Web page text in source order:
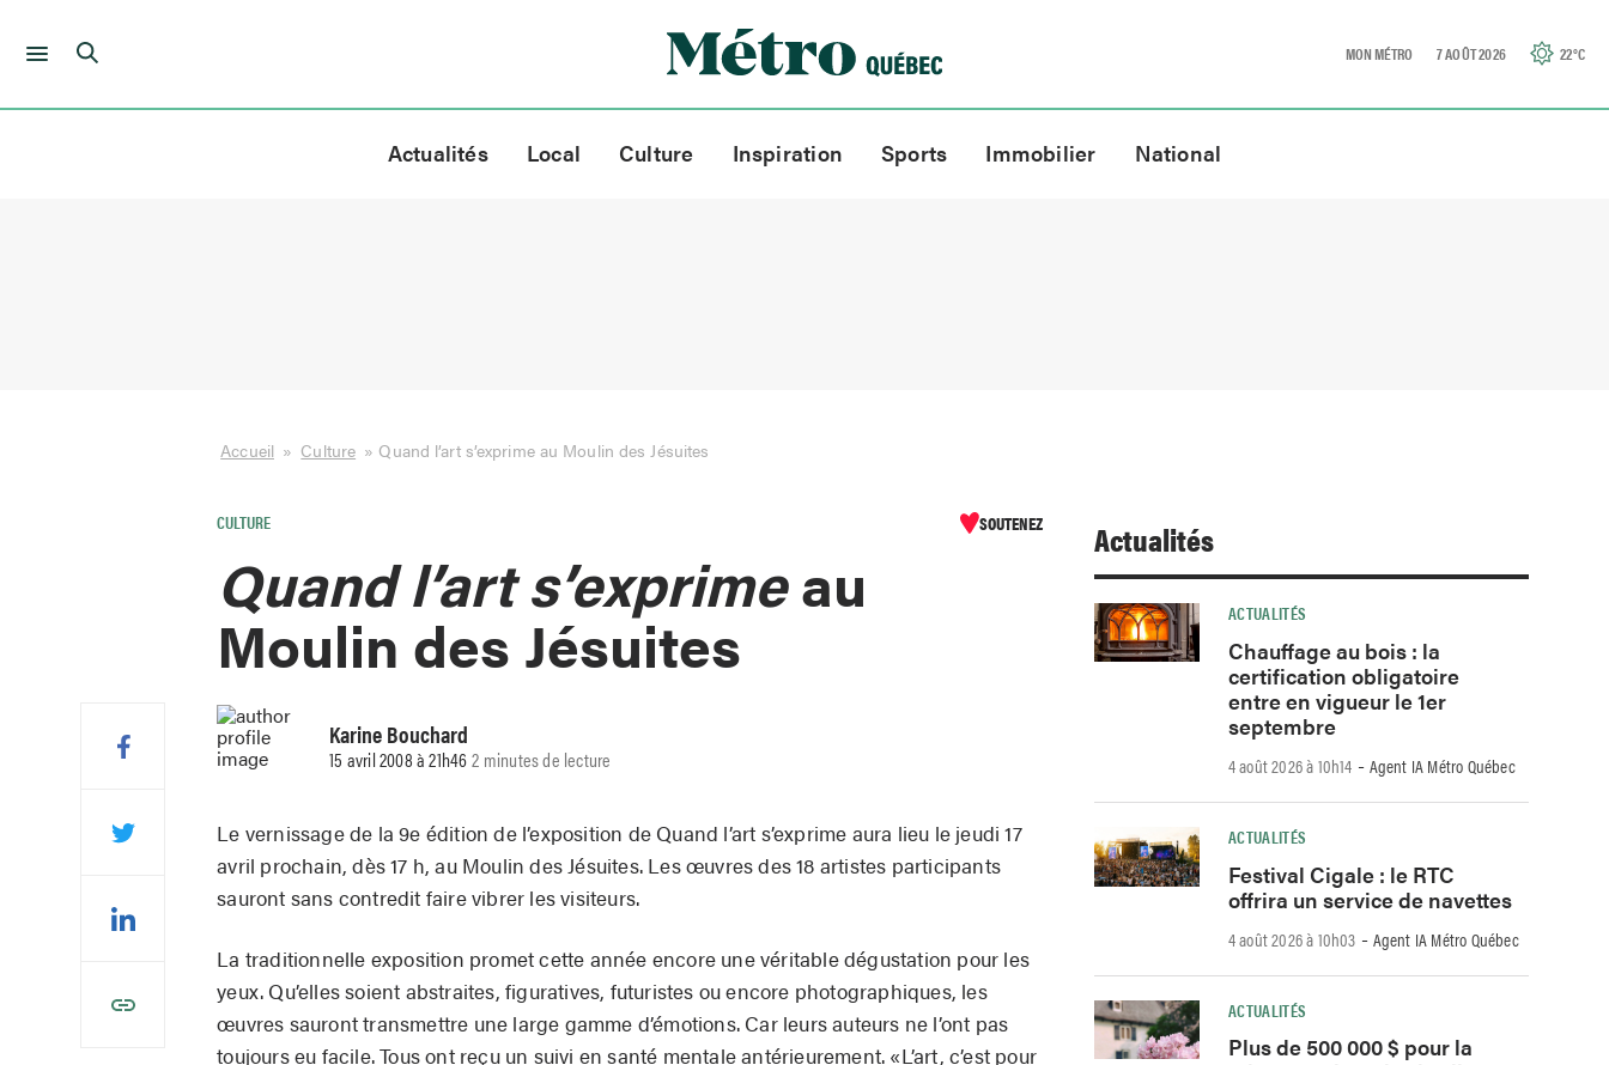
Skip
MON MÉTRO 7 AOÛT 2026 22°C
Actualités Local Culture Inspiration Sports Immobilier National
Accueil » Culture » Quand l’art s’exprime au Moulin des Jésuites
CULTURE SOUTENEZ
Quand l’art s’exprimeau
Moulin des Jésuites
Karine Bouchard
15 avril 2008 à 21h462 minutes de lecture
Le vernissage de la 9e édition de l’exposition de Quand l’art s’exprime aura lieu le jeudi 17
avril prochain, dès 17 h, au Moulin des Jésuites. Les œuvres des 18 artistes participants
sauront sans contredit faire vibrer les visiteurs.
La traditionnelle exposition promet cette année encore une véritable dégustation pour les
yeux. Qu’elles soient abstraites, figuratives, futuristes ou encore photographiques, les
œuvres sauront transmettre une large gamme d’émotions. Car leurs auteurs ne l’ont pas
toujours eu facile. Tous ont reçu un suivi en santé mentale antérieurement. «L’art, c’est pour
Actualités
ACTUALITÉS
Chauffage au bois : la
certification obligatoire
entre en vigueur le 1er
septembre
4 août 2026 à 10h14 -Agent IA Métro Québec
ACTUALITÉS
Festival Cigale : le RTC
offrira un service de navettes
4 août 2026 à 10h03 -Agent IA Métro Québec
ACTUALITÉS
Plus de 500 000 $ pour la